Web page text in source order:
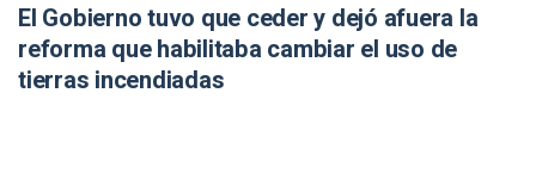
El Gobierno tuvo que ceder y dejó afuera la
reforma que habilitaba cambiar el uso de
tierras incendiadas